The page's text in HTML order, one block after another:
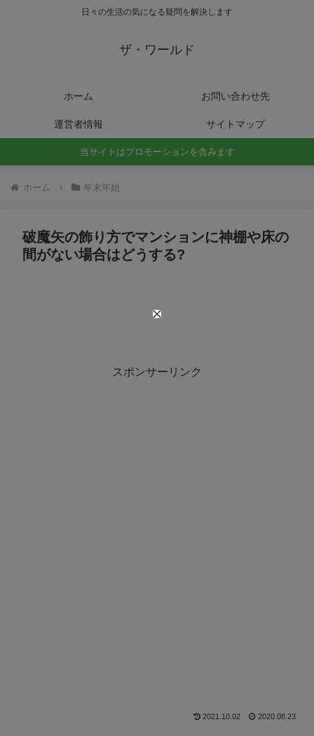
日々の生活の気になる疑問を解決します
ザ・ワールド
ホーム お問い合わせ先
運営者情報 サイトマップ
当サイトはプロモーションを含みます
ホーム 年末年始
破魔矢の飾り方でマンションに神棚や床の
間がない場合はどうする?
スポンサーリンク
2021.10.02 2020.08.23